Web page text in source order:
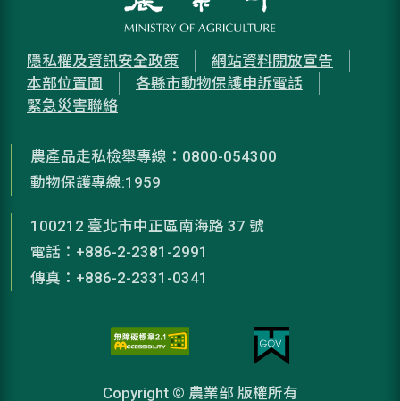
隱私權及資訊安全政策
網站資料開放宣告
本部位置圖
各縣市動物保護申訴電話
緊急災害聯絡
農產品走私檢舉專線：0800-054300
動物保護專線:1959
100212 臺北市中正區南海路 37 號
電話：+886-2-2381-2991
傳真：+886-2-2331-0341
Copyright © 農業部 版權所有